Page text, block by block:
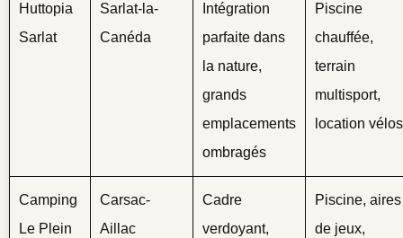
Huttopia
Sarlat
Sarlat-la-
Canéda
Intégration
parfaite dans
la nature,
grands
emplacements
ombragés
Piscine
chauffée,
terrain
multisport,
location vélos
Camping
Le Plein
Carsac-
Aillac
Cadre
verdoyant,
Piscine, aires
de jeux,